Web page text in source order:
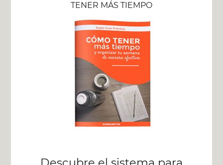
TENER MÁS TIEMPO